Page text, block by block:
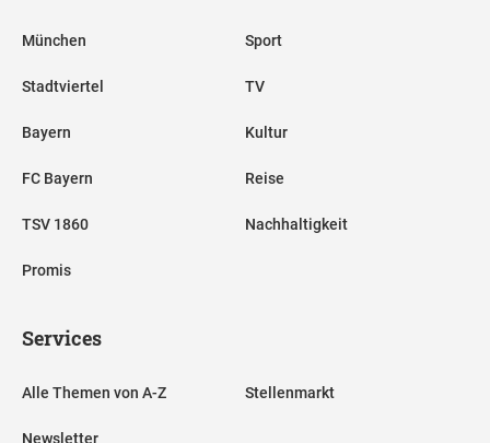
München
Stadtviertel
Bayern
FC Bayern
TSV 1860
Promis
Sport
TV
Kultur
Reise
Nachhaltigkeit
Services
Alle Themen von A-Z
Newsletter
Stellenmarkt